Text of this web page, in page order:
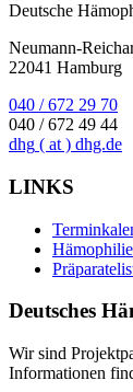
Deutsche
Neumann-
22041 Hamburg
040 / 672 29 70
040 / 672 49 44
dhg ( at ) dhg.de
LINKS
Deutsches
Wir sind
Informationen